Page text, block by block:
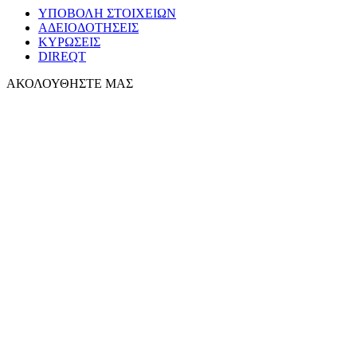
ΥΠΟΒΟΛΗ ΣΤΟΙΧΕΙΩΝ
ΑΔΕΙΟΔΟΤΗΣΕΙΣ
ΚΥΡΩΣΕΙΣ
DIREQT
ΑΚΟΛΟΥΘΗΣΤΕ ΜΑΣ